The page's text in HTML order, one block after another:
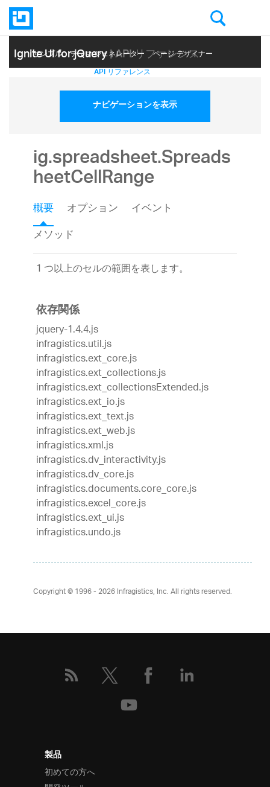
Ignite UI for jQuery| API リファレンス
サンプル テーマ ジェネレーター ページ デザイナー
ヘルプ トピック API リファレンス
ナビゲーションを表示
ig.spreadsheet.Spreads
heetCellRange
概要 オプション
イベント
メソッド
1 つ以上のセルの範囲を表します。
依存関係
jquery-1.4.4.js
infragistics.util.js
infragistics.ext_core.js
infragistics.ext_collections.js
infragistics.ext_collectionsExtended.js
infragistics.ext_io.js
infragistics.ext_text.js
infragistics.ext_web.js
infragistics.xml.js
infragistics.dv_interactivity.js
infragistics.dv_core.js
infragistics.documents.core_core.js
infragistics.excel_core.js
infragistics.ext_ui.js
infragistics.undo.js
Copyright © 1996 - 2026Infragistics, Inc. All rights reserved.
製品
初めての方へ